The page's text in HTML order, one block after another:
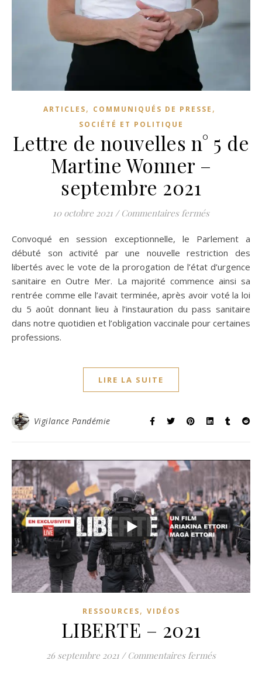
ARTICLES, COMMUNIQUÉS DE PRESSE ,
SOCIÉTÉ ET POLITIQUE
Lettre de nouvelles n° 5 de
Martine Wonner –
septembre 2021
10 octobre 2021 / Commentaires ferméssur Lettre de
Convoqué en session exceptionnelle, le Parlement a
débuté son activité par une nouvelle restriction des
libertés avec le vote de la prorogation de l’état d’urgence
sanitaire en Outre Mer. La majorité commence ainsi sa
rentrée comme elle l’avait terminée, après avoir voté la loi
du 5 août donnant lieu à l’instauration du pass sanitaire
dans notre quotidien et l’obligation vaccinale pour certaines
professions.
LIRE LA SUITE
Vigilance Pandémie
RESSOURCES, VIDÉOS
LIBERTE – 2021
26 septembre 2021 / Commentaires ferméssur